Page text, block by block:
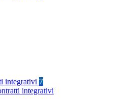
integrativi 7
integrativi